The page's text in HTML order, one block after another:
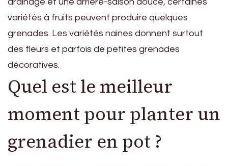
variétés à fruits peuvent produire quelques
grenades. Les variétés naines donnent surtout
des fleurs et parfois de petites grenades
décoratives.
Quel est le meilleur
moment pour planter un
grenadier en pot ?